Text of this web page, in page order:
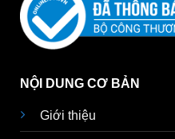
NỘI DUNG CƠ BẢN
Giới thiệu